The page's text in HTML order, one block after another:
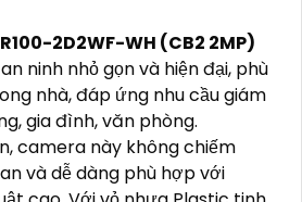
2D2WF-WH (CB2 2MP)
ninh nhỏ gọn và hiện đại, phù
nhà, đáp ứng nhu cầu giám
gia đình, văn phòng.
camera này không chiếm
và dễ dàng phù hợp với